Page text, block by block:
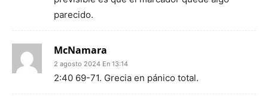
parecido.
McNamara
2 agosto 2024 En 13:14
2:40 69-71. Grecia en pánico total.